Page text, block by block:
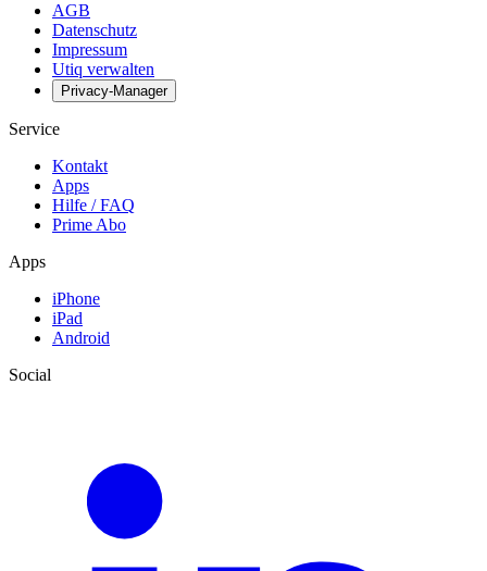
AGB
Datenschutz
Impressum
Utiq verwalten
Privacy-Manager
Service
Kontakt
Apps
Hilfe / FAQ
Prime Abo
Apps
iPhone
iPad
Android
Social